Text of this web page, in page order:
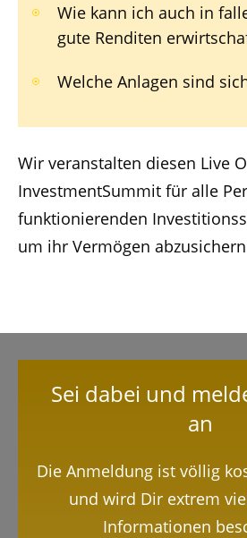
Wie kann ich auch in
gute Renditen
Welche Anlagen sind
Wir veranstalten diesen Live
InvestmentSummit für alle
funktionierenden
um ihr Vermögen
Sei dabei und
an
Die Anmeldung ist völlig
und wird Dir extrem
Informationen